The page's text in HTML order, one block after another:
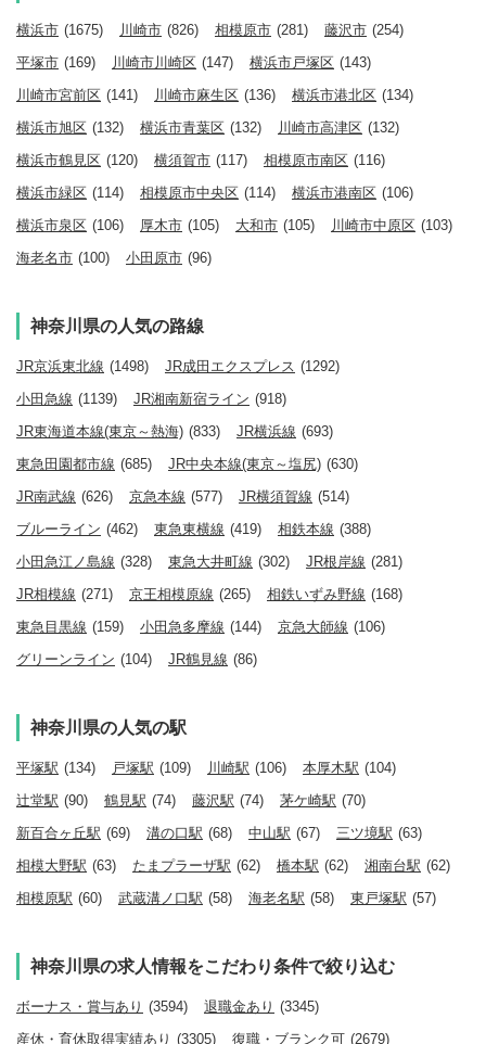
横浜市 (1675) 川崎市 (826) 相模原市 (281) 藤沢市 (254)
平塚市 (169) 川崎市川崎区 (147) 横浜市戸塚区 (143)
川崎市宮前区 (141) 川崎市麻生区 (136) 横浜市港北区 (134)
横浜市旭区 (132) 横浜市青葉区 (132) 川崎市高津区 (132)
横浜市鶴見区 (120) 横須賀市 (117) 相模原市南区 (116)
横浜市緑区 (114) 相模原市中央区 (114) 横浜市港南区 (106)
横浜市泉区 (106) 厚木市 (105) 大和市 (105) 川崎市中原区 (103)
海老名市 (100) 小田原市 (96)
神奈川県の人気の路線
JR京浜東北線 (1498) JR成田エクスプレス (1292)
小田急線 (1139) JR湘南新宿ライン (918)
JR東海道本線(東京～熱海) (833) JR横浜線 (693)
東急田園都市線 (685) JR中央本線(東京～塩尻) (630)
JR南武線 (626) 京急本線 (577) JR横須賀線 (514)
ブルーライン (462) 東急東横線 (419) 相鉄本線 (388)
小田急江ノ島線 (328) 東急大井町線 (302) JR根岸線 (281)
JR相模線 (271) 京王相模原線 (265) 相鉄いずみ野線 (168)
東急目黒線 (159) 小田急多摩線 (144) 京急大師線 (106)
グリーンライン (104) JR鶴見線 (86)
神奈川県の人気の駅
平塚駅 (134) 戸塚駅 (109) 川崎駅 (106) 本厚木駅 (104)
辻堂駅 (90) 鶴見駅 (74) 藤沢駅 (74) 茅ケ崎駅 (70)
新百合ヶ丘駅 (69) 溝の口駅 (68) 中山駅 (67) 三ツ境駅 (63)
相模大野駅 (63) たまプラーザ駅 (62) 橋本駅 (62) 湘南台駅 (62)
相模原駅 (60) 武蔵溝ノ口駅 (58) 海老名駅 (58) 東戸塚駅 (57)
神奈川県の求人情報をこだわり条件で絞り込む
ボーナス・賞与あり (3594) 退職金あり (3345)
産休・育休取得実績あり (3305) 復職・ブランク可 (2679)